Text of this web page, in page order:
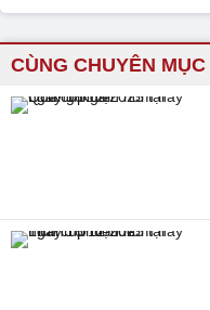
CÙNG CHUYÊN MỤC